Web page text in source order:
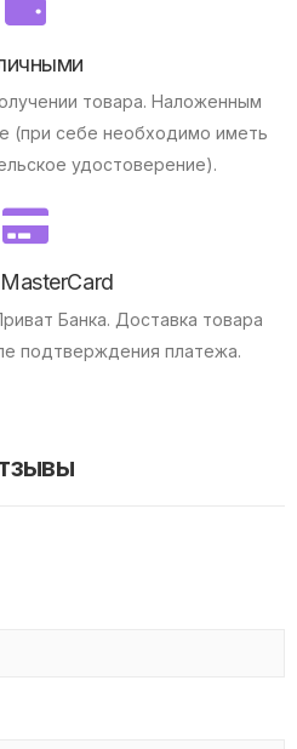
товара. Наложенным
(при себе необходимо иметь
удостоверение).
Банка. Доставка товара
подтверждения платежа.